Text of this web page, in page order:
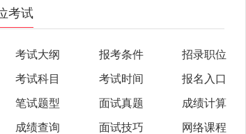
考试
考试大纲 报考条件 招录职位
考试科目 考试时间 报名入口
笔试题型 面试真题 成绩计算
成绩查询 面试技巧 网络课程